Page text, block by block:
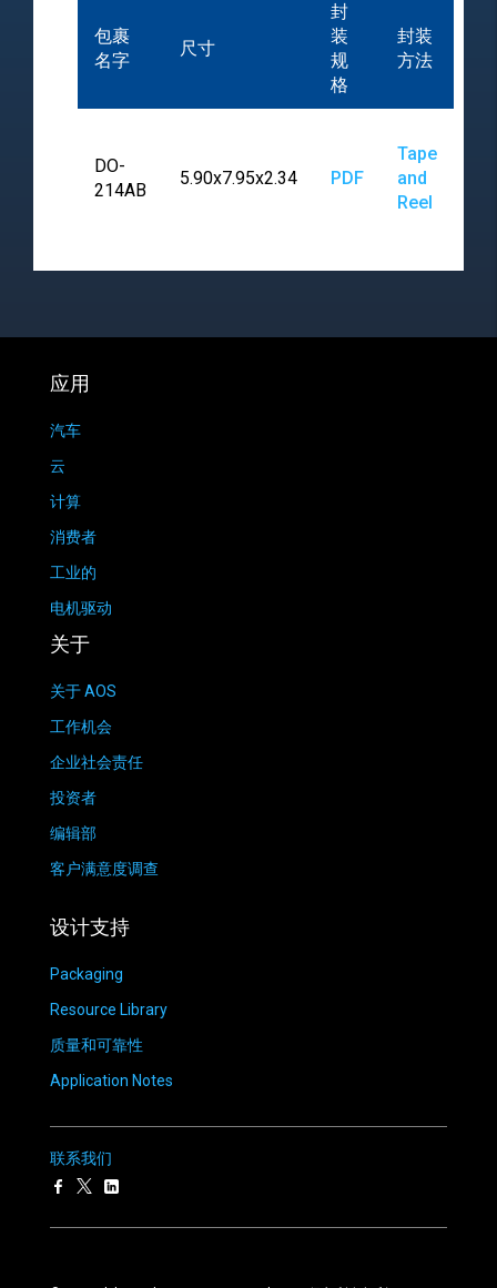
包裹
名字
尺寸
封
装
规
格
封装
方法
DO-
214AB
5.90x7.95x2.34 PDF
Tape
and
Reel
应用
汽车
云
计算
消费者
工业的
电机驱动
关于
关于 AOS
工作机会
企业社会责任
投资者
编辑部
客户满意度调查
设计支持
Packaging
Resource Library
质量和可靠性
Application Notes
联系我们